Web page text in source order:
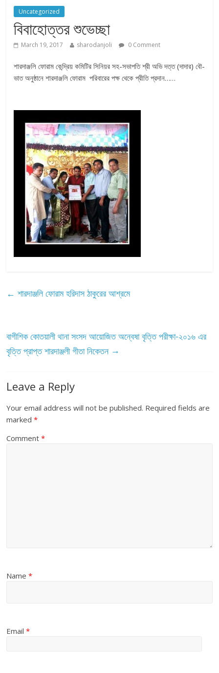
Uncategorized
বিবাহোত্তর শুভেচ্ছা
March 19, 2017 sharodanjoli 0 Comment
শারদাঞ্জলি ফোরাম কেন্দ্রিয় কমিটির সিনিয়র সহ-সভাপতি শ্রী অভি দত্ত (দাদার) বৌ-
ভাত অনুষ্ঠানে শারদাঞ্জলি ফোরাম পরিবারের পক্ষ থেকে প্রীতি প্রদান……
← শারদাঞ্জলি ফোরাম হরিদাস ঠাকুরের আশ্রমে
বাগীশিক কোতয়ালী থানা সংসদ আয়োজিত অন্বেষা বৃত্তি পরীক্ষা-২০১৬ এর
বৃত্তি প্রাপ্ত শারদাঞ্জলী গীতা নিকেতন →
Leave a Reply
Your email address will not be published. Required fields are
marked*
Comment*
Name*
Email*